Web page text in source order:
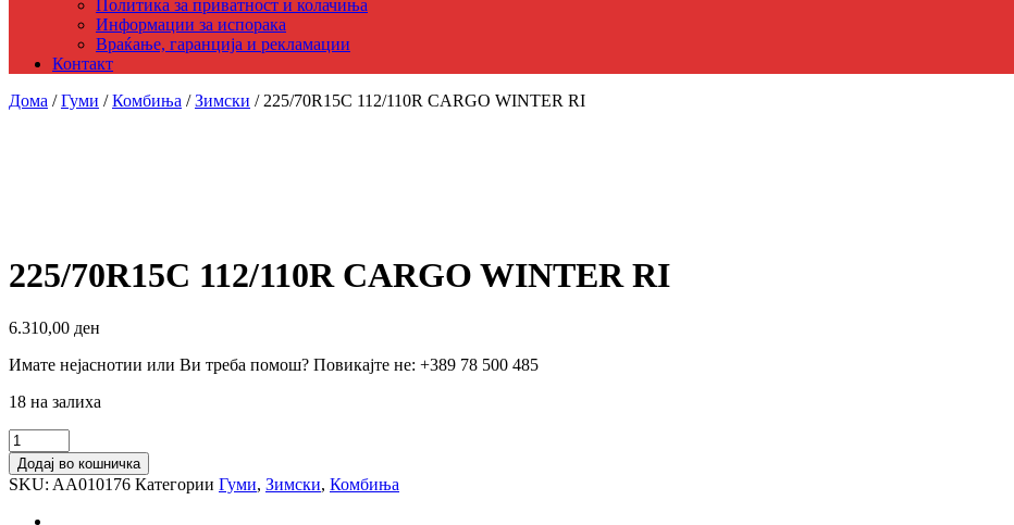
Политика за приватност и колачиња
Информации за испорака
Враќање, гаранција и рекламации
Контакт
Дома /Гуми /Комбиња /Зимски / 225/70R15C 112/110R CARGO WINTER RI
225/70R15C 112/110R CARGO WINTER RI
6.310,00 ден
Имате нејаснотии или Ви треба помош? Повикајте не: +389 78 500 485
18 на залиха
225/70R15C
112/110R
CARGO
WINTER
Додај во кошничка
SKU: AA010176 Категории Гуми, Зимски, Комбиња